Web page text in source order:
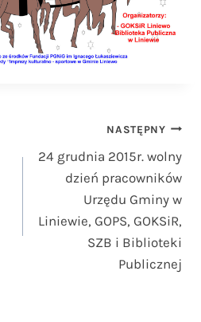
NASTĘPNY
24 grudnia 2015r. wolny
dzień pracowników
Urzędu Gminy w
Liniewie, GOPS, GOKSiR,
SZB i Biblioteki
Publicznej